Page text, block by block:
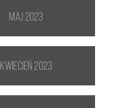
maj 2023
kwiecień 2023